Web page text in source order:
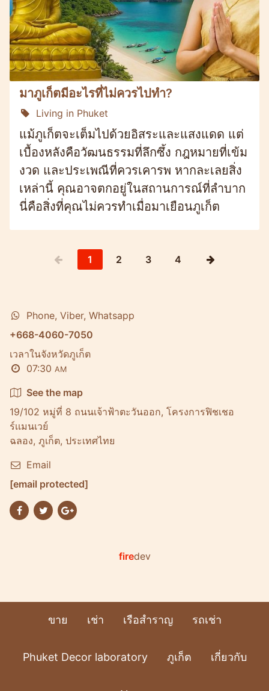
มาภูเก็ตมีอะไรที่ไม่ควรไปทำ?
Living in Phuket
แม้ภูเก็ตจะเต็มไปด้วยอิสระและแสงแดด แต่
เบื้องหลังคือวัฒนธรรมที่ลึกซึ้ง กฎหมายที่เข้ม
งวด และประเพณีที่ควรเคารพ หากละเลยสิ่ง
เหล่านี้ คุณอาจตกอยู่ในสถานการณ์ที่ลำบาก
นี่คือสิ่งที่คุณไม่ควรทำเมื่อมาเยือนภูเก็ต
1 2 3 4
Phone, Viber, Whatsapp
+668-4060-7050
เวลาในจังหวัดภูเก็ต
07:30 AM
See the map
19/102 หมู่ที่ 8 ถนนเจ้าฟ้าตะวันออก, โครงการฟิชเชอ
ร์เเมนเวย์
ฉลอง, ภูเก็ต, ประเทศไทย
Email
[email protected]
firedev
ขาย เช่า เรือสำราญ รถเช่า
Phuket Decor laboratory ภูเก็ต เกี่ยวกับ